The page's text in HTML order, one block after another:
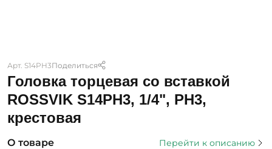
Арт. S14PH3Поделиться
Головка торцевая со вставкой
ROSSVIK S14PH3, 1/4", PH3,
крестовая
О товаре
Перейти к описанию